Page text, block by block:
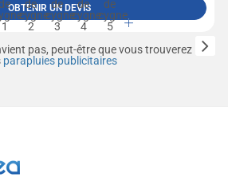
OBTENIR UN DEVIS
pas, peut-être que vous trouverez
parapluies publicitaires